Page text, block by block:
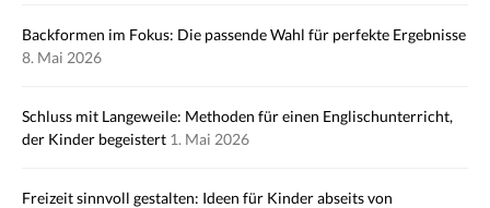
Backformen im Fokus: Die passende Wahl für perfekte Ergebnisse
8. Mai 2026
Schluss mit Langeweile: Methoden für einen Englischunterricht,
der Kinder begeistert 1. Mai 2026
Freizeit sinnvoll gestalten: Ideen für Kinder abseits von